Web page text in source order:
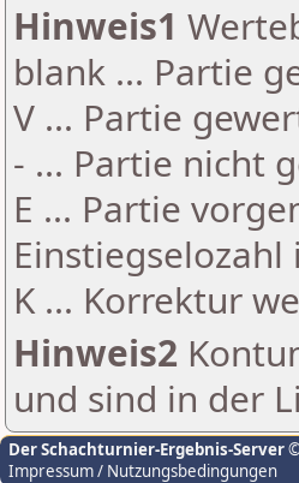
Hinweis1
blank ... Partie
V ... Partie
- ... Partie nicht
E ... Partie
K ... Korrektur
Hinweis2
und sind in der
Der Schachturnier-Ergebnis-Server
Impressum / Nutzungsbedingungen